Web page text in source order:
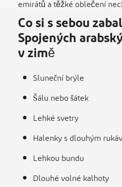
emirátů a těžké oblečení
Co si s sebou
Spojených
v zimě
Sluneční brýle
Šálu nebo šátek
Lehké svetry
Halenky s dlouhým
Lehkou bundu
Dlouhé volné kalhoty